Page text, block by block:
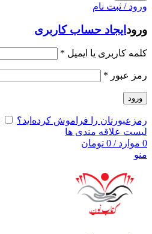
ورود / ثبت نام
ورود ایجاد حساب کاربری
کلمه کاربری یا ایمیل *
رمز عبور *
ورود
رمزعبورتان را فراموش کرده‌اید؟
لیست علاقه مندی ها
0 موارد /
0 تومان
منو